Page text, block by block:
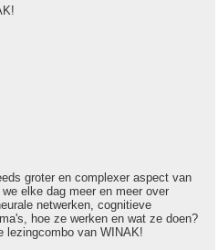
groter en complexer aspect van
elke dag meer en meer over
netwerken, cognitieve
hoe ze werken en wat ze doen?
lezingcombo van WINAK!